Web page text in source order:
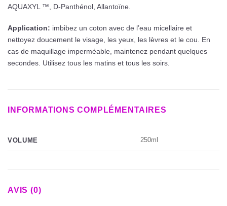
AQUAXYL ™, D-Panthénol, Allantoïne.
Application: imbibez un coton avec de l’eau micellaire et
nettoyez doucement le visage, les yeux, les lèvres et le cou. En
cas de maquillage imperméable, maintenez pendant quelques
secondes. Utilisez tous les matins et tous les soirs.
INFORMATIONS COMPLÉMENTAIRES
VOLUME 250ml
AVIS (0)